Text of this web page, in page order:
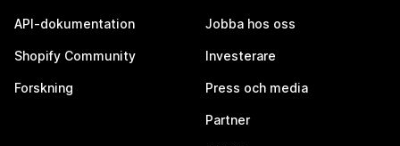
API-dokumentation
Shopify Community
Forskning
Jobba hos oss
Investerare
Press och media
Partner